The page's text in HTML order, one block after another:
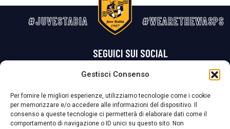
Gestisci Consenso
Per fornire le migliori esperienze, utilizziamo tecnologie come i cookie
per memorizzare e/o accedere alle informazioni del dispositivo. Il
consenso a queste tecnologie ci permetterà di elaborare dati come il
comportamento di navigazione o ID unici su questo sito. Non
#JUVESTABIA #WEARETHEWASPS
SEGUICI SUI SOCIAL
La Società ha nominato il Responsabile della Protezione dei Dati Personali (DPO), figura specializzata che vigila sulle modalità adottate dalla
nostra Società per tutelare i Suoi dati personali.